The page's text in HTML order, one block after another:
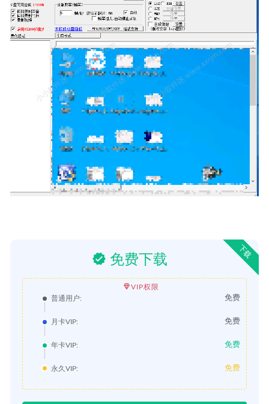
下载
免费下载
VIP权限
普通用户:
免费
月卡VIP: 免费
年卡VIP: 免费
永久VIP: 免费